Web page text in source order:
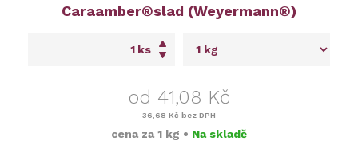
Caraamber®slad (Weyermann®)
ks
od 41,08 Kč
36,68 Kč bez DPH
cena za 1 kg • Na skladě